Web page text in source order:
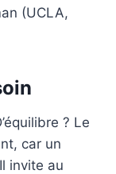
(UCLA,
? Le
car un
invite au